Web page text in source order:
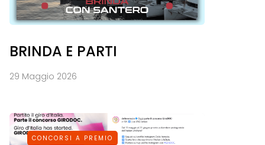
BRINDA E PARTI
29 Maggio 2026
CONCORSI A PREMIO